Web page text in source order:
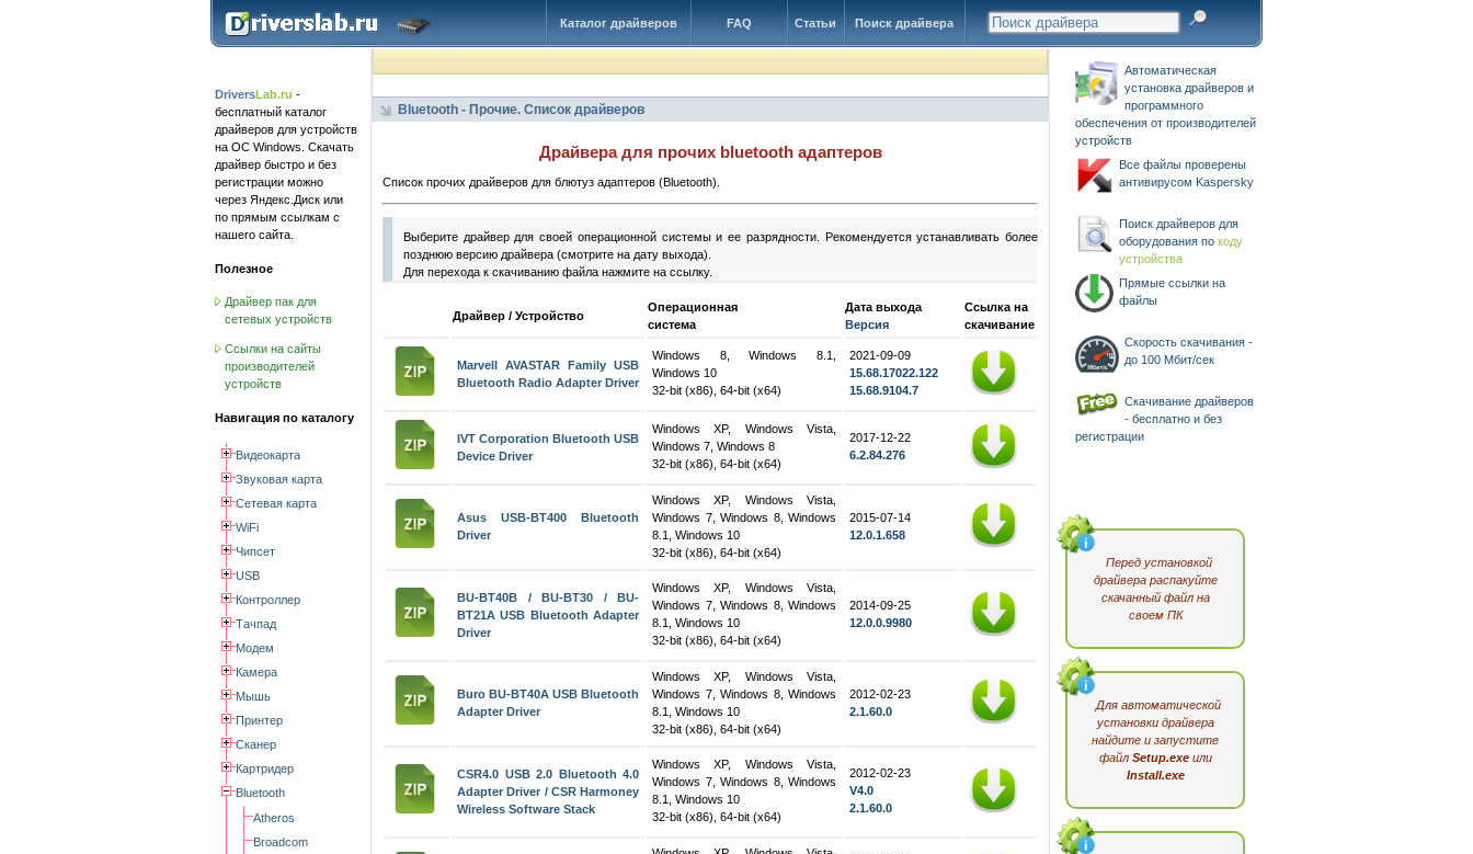
Поиск драйвера
Статьи
FAQ
Каталог драйверов
DriversLab.ru -
бесплатный каталог
драйверов для устройств
на ОС Windows. Скачать
драйвер быстро и без
регистрации можно
через Яндекс.Диск или
по прямым ссылкам с
нашего сайта.
Полезное
Драйвер пак для
сетевых устройств
Ссылки на сайты
производителей
устройств
Навигация по каталогу
Видеокарта
Звуковая карта
Сетевая карта
WiFi
Чипсет
USB
Контроллер
Тачпад
Модем
Камера
Мышь
Принтер
Сканер
Картридер
Bluetooth
Atheros
Broadcom
Автоматическая
установка драйверов и
программного
обеспечения от производителей
устройств
Все файлы проверены
антивирусом Kaspersky
Поиск драйверов для
оборудования по коду
устройства
Прямые ссылки на
файлы
Скорость скачивания -
до 100 Мбит/сек
Скачивание драйверов
- бесплатно и без
регистрации
Перед установкой
драйвера распакуйте
скачанный файл на
своем ПК
Для автоматической
установки драйвера
найдите и запустите
файл Setup.exeили
Install.exe
Bluetooth - Прочие. Список драйверов
Драйвера для прочих bluetooth адаптеров
Список прочих драйверов для блютуз адаптеров (Bluetooth).
Выберите драйвер для своей операционной системы и ее разрядности. Рекомендуется устанавливать более
позднюю версию драйвера (смотрите на дату выхода).
Для перехода к скачиванию файла нажмите на ссылку.
Драйвер / Устройство
Операционная
система
Дата выхода
Версия
Ссылка на
скачивание
Marvell AVASTAR Family USB
Bluetooth Radio Adapter Driver
Windows 8, Windows 8.1,
Windows 10
32-bit (x86), 64-bit (x64)
2021-09-09
15.68.17022.122
15.68.9104.7
IVT Corporation Bluetooth USB
Device Driver
Windows XP, Windows Vista,
Windows 7, Windows 8
32-bit (x86), 64-bit (x64)
2017-12-22
6.2.84.276
Asus USB-BT400 Bluetooth
Driver
Windows XP, Windows Vista,
Windows 7, Windows 8, Windows
8.1, Windows 10
32-bit (x86), 64-bit (x64)
2015-07-14
12.0.1.658
BU-BT40B / BU-BT30 / BU-
BT21A USB Bluetooth Adapter
Driver
Windows XP, Windows Vista,
Windows 7, Windows 8, Windows
8.1, Windows 10
32-bit (x86), 64-bit (x64)
2014-09-25
12.0.0.9980
Buro BU-BT40A USB Bluetooth
Adapter Driver
Windows XP, Windows Vista,
Windows 7, Windows 8, Windows
8.1, Windows 10
32-bit (x86), 64-bit (x64)
2012-02-23
2.1.60.0
CSR4.0 USB 2.0 Bluetooth 4.0
Adapter Driver / CSR Harmoney
Wireless Software Stack
Windows XP, Windows Vista,
Windows 7, Windows 8, Windows
8.1, Windows 10
32-bit (x86), 64-bit (x64)
2012-02-23
V4.0
2.1.60.0